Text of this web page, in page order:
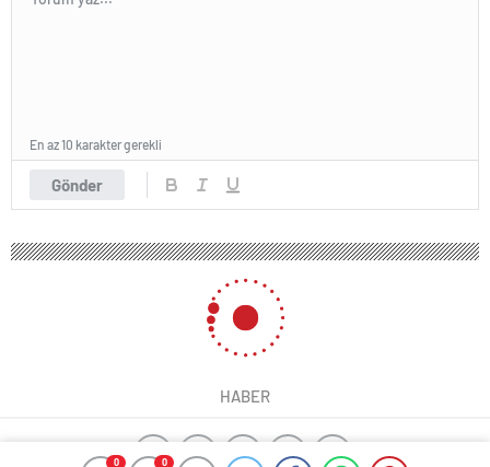
0 0
Gönder
En az 10 karakter gerekli
HABER